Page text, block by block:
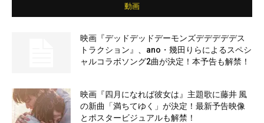
動画
映画『デッドデッドデーモンズデデデデデス
トラクション』、ano・幾田りらによるスペシ
ャルコラボソング2曲が決定！本予告も解禁！
映画『四月になれば彼女は』主題歌に藤井 風
の新曲「満ちてゆく」が決定！最新予告映像
とポスタービジュアルも解禁！